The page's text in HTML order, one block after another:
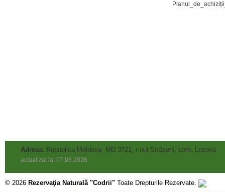
Adresa: Republica Moldova, MD 3721, r-nul Strășeni, com. Lozova
actualizat la: 07.08.2026
© 2026 Rezervaţia Naturală "Codrii" Toate Drepturile Rezervate.